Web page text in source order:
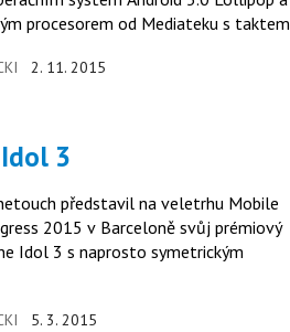
procesorem od Mediateku s taktem
2. 11. 2015
3
představil na veletrhu Mobile
2015 v Barceloně svůj prémiový
Idol 3 s naprosto symetrickým
5. 3. 2015